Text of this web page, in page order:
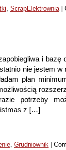
, ScrapElektrownia|
i bazę
nie jestem
plan
potrzeby
z […]
, Grudniownik